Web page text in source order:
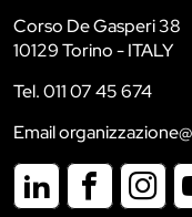
Corso De Gasperi 38
10129 Torino - ITALY
Tel. 011 07 45 674
Email